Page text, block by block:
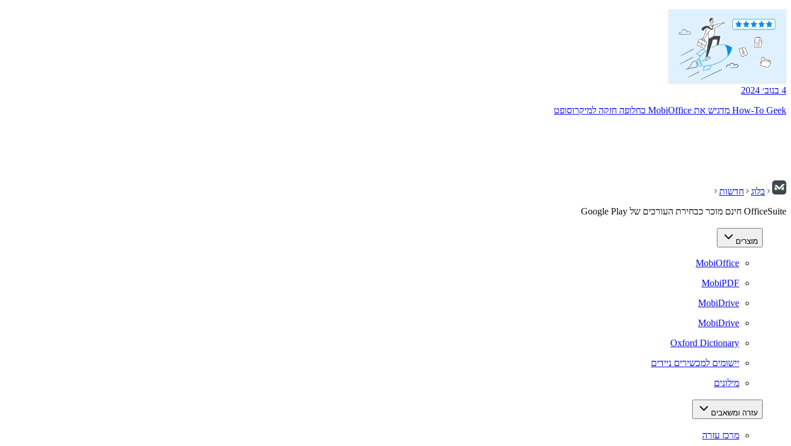
4 בנוב׳ 2024
How-To Geek מדגיש את MobiOffice כחלופה חזקה למיקרוסופט
בלוג
חדשות
OfficeSuite חינם מוכר כבחירת העורכים של Google Play
מוצרים
MobiOffice
MobiPDF
MobiDrive
MobiDrive
Oxford Dictionary
יישומים למכשירים ניידים
מילונים
עזרה ומשאבים
מרכז עזרה